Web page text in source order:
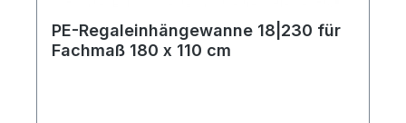
PE-Regaleinhängewanne 18|230 für
Fachmaß 180 x 110 cm